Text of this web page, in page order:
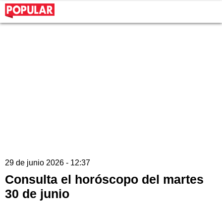
29 de junio 2026 - 12:37
Consulta el horóscopo del martes
30 de junio